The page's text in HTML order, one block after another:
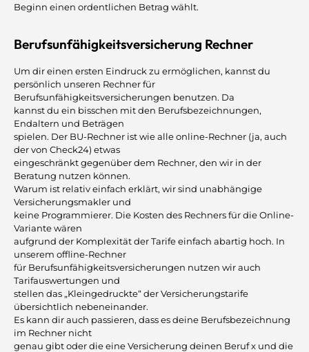
Beginn einen ordentlichen Betrag wählt.
Berufsunfähigkeitsversicherung Rechner
Um dir einen ersten Eindruck zu ermöglichen, kannst du
persönlich unseren Rechner für
Berufsunfähigkeitsversicherungen benutzen. Da
kannst du ein bisschen mit den Berufsbezeichnungen,
Endaltern und Beträgen
spielen. Der BU-Rechner ist wie alle online-Rechner (ja, auch
der von Check24) etwas
eingeschränkt gegenüber dem Rechner, den wir in der
Beratung nutzen können.
Warum ist relativ einfach erklärt, wir sind unabhängige
Versicherungsmakler und
keine Programmierer. Die Kosten des Rechners für die Online-
Variante wären
aufgrund der Komplexität der Tarife einfach abartig hoch. In
unserem offline-Rechner
für Berufsunfähigkeitsversicherungen nutzen wir auch
Tarifauswertungen und
stellen das „Kleingedruckte“ der Versicherungstarife
übersichtlich nebeneinander.
Es kann dir auch passieren, dass es deine Berufsbezeichnung
im Rechner nicht
genau gibt oder die eine Versicherung deinen Beruf x und die